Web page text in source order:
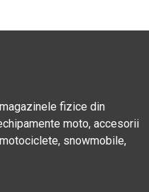
fizice din
moto, accesorii
snowmobile,